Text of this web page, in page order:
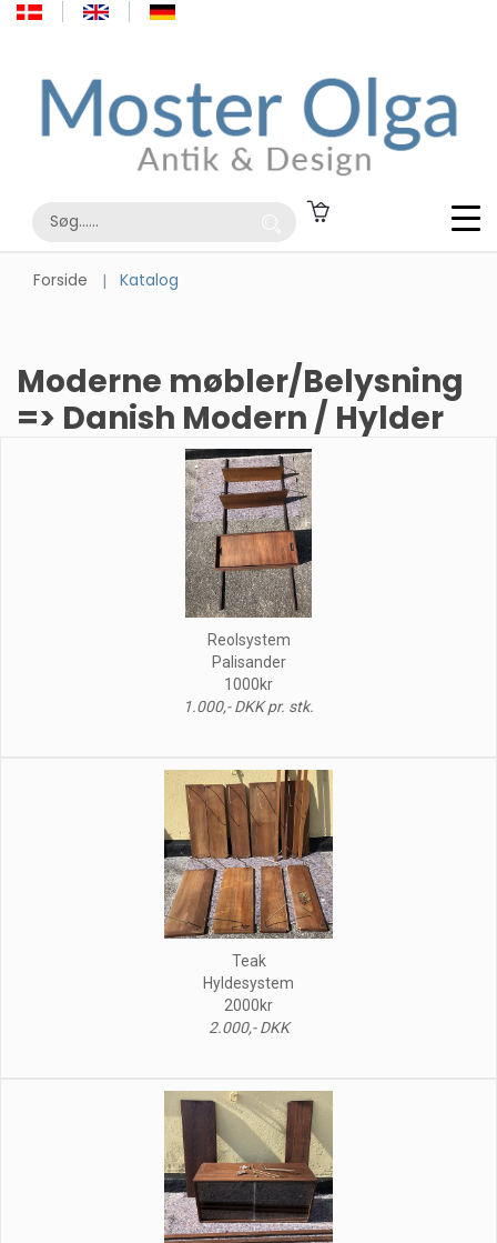
Forside Katalog
Moderne møbler/Belysning
=> Danish Modern / Hylder
Reolsystem
Palisander
1000kr
1.000,- DKK pr. stk.
Teak
Hyldesystem
2000kr
2.000,- DKK